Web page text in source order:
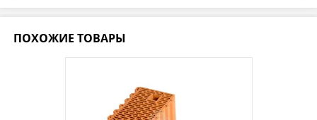
ПОХОЖИЕ ТОВАРЫ